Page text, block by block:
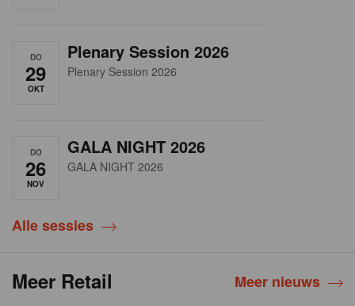
DO
29
OKT
Plenary Session 2026
Plenary Session 2026
DO
26
NOV
GALA NIGHT 2026
GALA NIGHT 2026
Alle sessies
Meer Retail Meer nieuws